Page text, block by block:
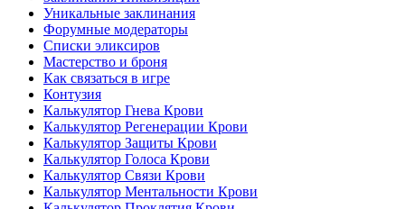
Уникальные заклинания
Форумные модераторы
Списки эликсиров
Мастерство и броня
Как связаться в игре
Контузия
Калькулятор Гнева Крови
Калькулятор Регенерации Крови
Калькулятор Защиты Крови
Калькулятор Голоса Крови
Калькулятор Связи Крови
Калькулятор Ментальности Крови